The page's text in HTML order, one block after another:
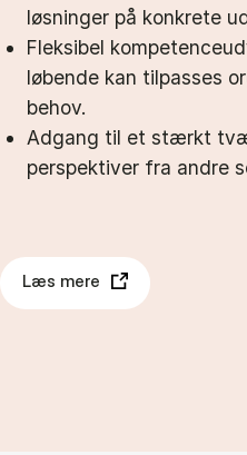
løsninger på konkrete
Fleksibel
løbende kan tilpasses
behov.
Adgang til et stærkt
perspektiver fra andre
Læs mere